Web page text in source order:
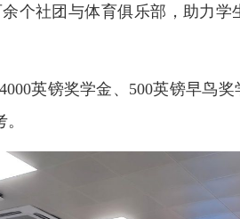
个社团与体育俱乐部，助力
英镑奖学金、500英镑早鸟